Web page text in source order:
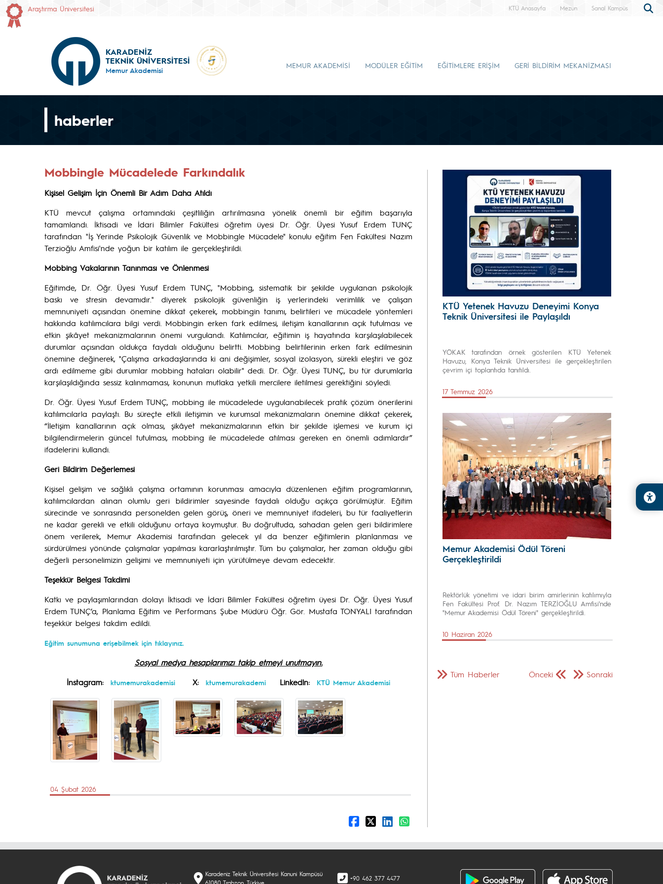
Araştırma Üniversitesi KTÜ Anasayfa Mezun Sanal Kampüs
KARADENİZ
TEKNİK ÜNİVERSİTESİ
Memur Akademisi
MEMUR AKADEMİSİ MODÜLER EĞİTİM EĞİTİMLERE ERİŞİM GERİ BİLDİRİM MEKANİZMASI
haberler
Mobbingle Mücadelede Farkındalık
Kişisel Gelişim İçin Önemli Bir Adım Daha Atıldı
KTÜ mevcut çalışma ortamındaki çeşitliliğin artırılmasına yönelik önemli bir eğitim başarıyla
tamamlandı. İktisadi ve İdari Bilimler Fakültesi öğretim üyesi Dr. Öğr. Üyesi Yusuf Erdem TUNÇ
tarafından "İş Yerinde Psikolojik Güvenlik ve Mobbingle Mücadele" konulu eğitim Fen Fakültesi Nazım
Terzioğlu Amfisi'nde yoğun bir katılım ile gerçekleştirildi.
Mobbing Vakalarının Tanınması ve Önlenmesi
Eğitimde, Dr. Öğr. Üyesi Yusuf Erdem TUNÇ, "Mobbing, sistematik bir şekilde uygulanan psikolojik
baskı ve stresin devamıdır." diyerek psikolojik güvenliğin iş yerlerindeki verimlilik ve çalışan
memnuniyeti açısından önemine dikkat çekerek, mobbingin tanımı, belirtileri ve mücadele yöntemleri
hakkında katılımcılara bilgi verdi. Mobbingin erken fark edilmesi, iletişim kanallarının açık tutulması ve
etkin şikâyet mekanizmalarının önemi vurgulandı. Katılımcılar, eğitimin iş hayatında karşılaşılabilecek
durumlar açısından oldukça faydalı olduğunu belirtti. Mobbing belirtilerinin erken fark edilmesinin
önemine değinerek, "Çalışma arkadaşlarında ki ani değişimler, sosyal izolasyon, sürekli eleştiri ve göz
ardı edilmeme gibi durumlar mobbing hataları olabilir" dedi. Dr. Öğr. Üyesi TUNÇ, bu tür durumlarla
karşılaşıldığında sessiz kalınmaması, konunun mutlaka yetkili mercilere iletilmesi gerektiğini söyledi.
Dr. Öğr. Üyesi Yusuf Erdem TUNÇ, mobbing ile mücadelede uygulanabilecek pratik çözüm önerilerini
katılımcılarla paylaştı. Bu süreçte etkili iletişimin ve kurumsal mekanizmaların önemine dikkat çekerek,
“İletişim kanallarının açık olması, şikâyet mekanizmalarının etkin bir şekilde işlemesi ve kurum içi
bilgilendirmelerin güncel tutulması, mobbing ile mücadelede atılması gereken en önemli adımlardır”
ifadelerini kullandı.
Geri Bildirim Değerlemesi
Kişisel gelişim ve sağlıklı çalışma ortamının korunması amacıyla düzenlenen eğitim programlarının,
katılımcılardan alınan olumlu geri bildirimler sayesinde faydalı olduğu açıkça görülmüştür. Eğitim
sürecinde ve sonrasında personelden gelen görüş, öneri ve memnuniyet ifadeleri, bu tür faaliyetlerin
ne kadar gerekli ve etkili olduğunu ortaya koymuştur. Bu doğrultuda, sahadan gelen geri bildirimlere
önem verilerek, Memur Akademisi tarafından gelecek yıl da benzer eğitimlerin planlanması ve
sürdürülmesi yönünde çalışmalar yapılması kararlaştırılmıştır. Tüm bu çalışmalar, her zaman olduğu gibi
değerli personelimizin gelişimi ve memnuniyeti için yürütülmeye devam edecektir.
Teşekkür Belgesi Takdimi
Katkı ve paylaşımlarından dolayı İktisadi ve İdari Bilimler Fakültesi öğretim üyesi Dr. Öğr. Üyesi Yusuf
Erdem TUNÇ’a, Planlama Eğitim ve Performans Şube Müdürü Öğr. Gör. Mustafa TONYALI tarafından
teşekkür belgesi takdim edildi.
Eğitim sunumuna erişebilmek için tıklayınız.
Sosyal medya hesaplarımızı takip etmeyi unutmayın.
İnstagram: ktumemurakademisi X: ktumemurakademi Linkedln: KTÜ Memur Akademisi
04 Şubat 2026
KTÜ Yetenek Havuzu Deneyimi Konya
Teknik Üniversitesi ile Paylaşıldı
YÖKAK tarafından örnek gösterilen KTÜ Yetenek
Havuzu, Konya Teknik Üniversitesi ile gerçekleştirilen
çevrim içi toplantıda tanıtıldı.
17 Temmuz 2026
Memur Akademisi Ödül Töreni
Gerçekleştirildi
Rektörlük yönetimi ve idari birim amirlerinin katılımıyla
Fen Fakültesi Prof. Dr. Nazım TERZİOĞLU Amfisi'nde
"Memur Akademisi Ödül Töreni" gerçekleştirildi.
10 Haziran 2026
Önceki Sonraki
Tüm Haberler
Karadeniz Teknik Üniversitesi Kanuni Kampüsü
+90 462 377 4477